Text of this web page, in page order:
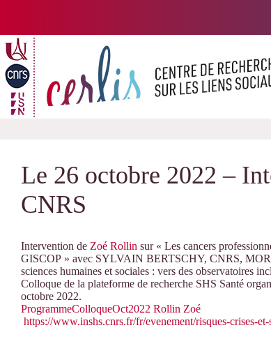
Le 26 octobre 2022 –
CNRS
Intervention de Zoé Rollin sur « Les cancers
GISCOP » avec SYLVAIN BERTSCHY, CNRS,
sciences humaines et sociales : vers des observatoires
Colloque de la plateforme de recherche SHS Santé
octobre 2022.
ProgrammeColloqueOct2022 Rollin Zoé
https://www.inshs.cnrs.fr/fr/evenement/risques-crises-